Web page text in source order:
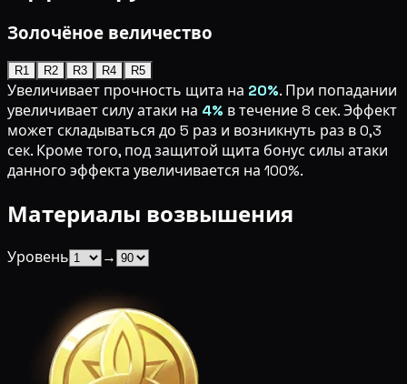
Золочёное величество
R1 R2 R3 R4 R5
Увеличивает прочность щита на 20%. При попадании
увеличивает силу атаки на 4% в течение 8 сек. Эффект
может складываться до 5 раз и возникнуть раз в 0,3
сек. Кроме того, под защитой щита бонус силы атаки
данного эффекта увеличивается на 100%.
Материалы возвышения
Уровень →